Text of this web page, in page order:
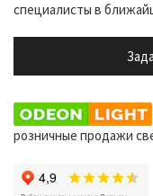
специалисты в
розничные продажи